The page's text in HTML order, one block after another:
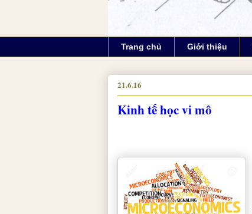
Trang chủ Giới thiệu
21.6.16
Kinh tế học vi mô